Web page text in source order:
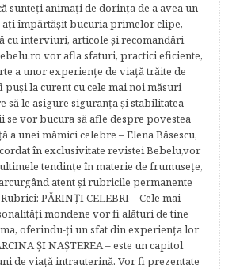
sunteţi animaţi de dorinţa de a avea un
aţi împărtăşit bucuria primelor clipe,
cu interviuri, articole şi recomandări
vor afla sfaturi, practici eficiente,
a unor experienţe de viaţă trăite de
la curent cu cele mai noi măsuri
să le asigure siguranţa şi stabilitatea
vor bucura să afle despre povestea
a unei mămici celebre – Elena Băsescu,
în exclusivitate revistei Bebelu,vor
tendinţe în materie de frumuseţe,
atent şi rubricile permanente
PĂRINŢI CELEBRI – Cele mai
mondene vor fi alături de tine
oferindu-ţi un sfat din experienţa lor
ŞI NAŞTEREA – este un capitol
de viaţă intrauterină. Vor fi prezentate